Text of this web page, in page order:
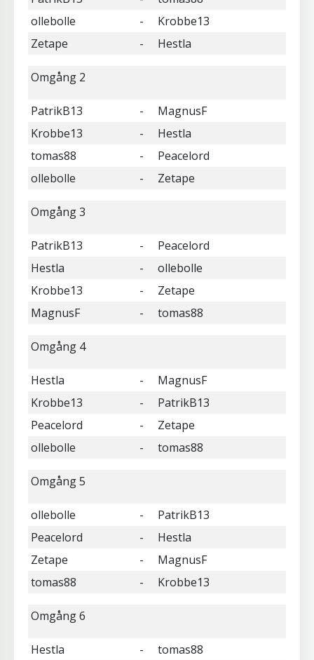
ollebolle
-
Krobbe13
Zetape
- Hestla
Omgång 2
PatrikB13 -
MagnusF
Krobbe13
-
Hestla
tomas88
-
Peacelord
ollebolle
- Zetape
Omgång 3
PatrikB13 -
Peacelord
Hestla
-
ollebolle
Krobbe13
-
Zetape
MagnusF
- tomas88
Omgång 4
Hestla -
MagnusF
Krobbe13
-
PatrikB13
Peacelord
-
Zetape
ollebolle
- tomas88
Omgång 5
ollebolle -
PatrikB13
Peacelord
-
Hestla
Zetape
-
MagnusF
tomas88
- Krobbe13
Omgång 6
Hestla -
tomas88